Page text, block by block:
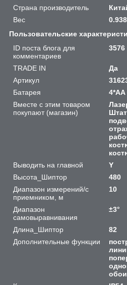
Страна производитель
Вес
Пользовательские
ID поста блога для
комментариев
3576
TRADE IN
Да
Артикул
Батарея
4*AA
Вместе с этим товаром
покупают (магазин)
Выводить на главной
Y
Высота_Шиптор
480
Диапазон измерений/с
приемником, м
10
Диапазон
самовыравнивания
±3°
Длина_Шиптор
82
Дополнительные функции